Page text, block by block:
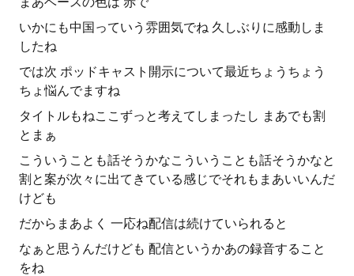
いかにも中国っていう雰囲気でね 久しぶりに感動しま
したね
では次 ポッドキャスト開示について最近ちょうちょう
ちょ悩んでますね
タイトルもねここずっと考えてしまったし まあでも割
とまぁ
こういうことも話そうかなこういうことも話そうかなと
割と案が次々に出てきている感じでそれもまあいいんだ
けども
だからまあよく 一応ね配信は続けていられると
なぁと思うんだけども 配信というかあの録音すること
をね